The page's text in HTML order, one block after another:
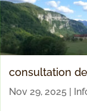
consultation
Nov 29, 2025 |